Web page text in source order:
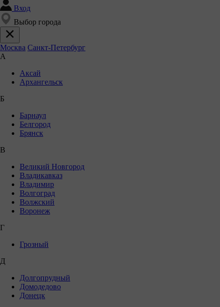
Вход
Выбор города
Москва Санкт-Петербург
А
Аксай
Архангельск
Б
Барнаул
Белгород
Брянск
В
Великий Новгород
Владикавказ
Владимир
Волгоград
Волжский
Воронеж
Г
Грозный
Д
Долгопрудный
Домодедово
Донецк